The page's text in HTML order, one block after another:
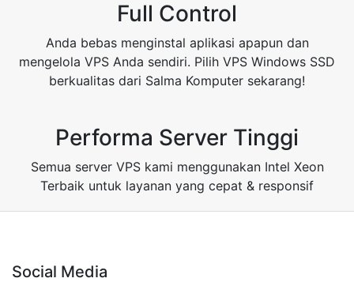
Full Control
Anda bebas menginstal aplikasi apapun dan
mengelola VPS Anda sendiri. Pilih VPS Windows SSD
berkualitas dari Salma Komputer sekarang!
Performa Server Tinggi
Semua server VPS kami menggunakan Intel Xeon
Terbaik untuk layanan yang cepat & responsif
Social Media